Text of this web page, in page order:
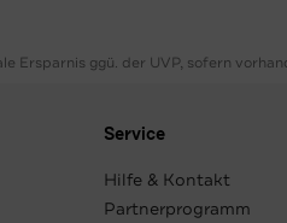
Ersparnis ggü. der UVP, sofern
Service
Hilfe & Kontakt
Partnerprogramm